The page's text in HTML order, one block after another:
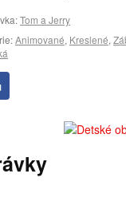
Tom a Jerry
Animované, Kreslené,